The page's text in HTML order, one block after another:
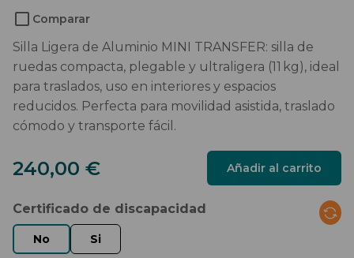
Comparar
Silla Ligera de Aluminio MINI TRANSFER: silla de
ruedas compacta, plegable y ultraligera (11 kg), ideal
para traslados, uso en interiores y espacios
reducidos. Perfecta para movilidad asistida, traslado
cómodo y transporte fácil.
Certificado de discapacidad
240,00 € Añadir al carrito